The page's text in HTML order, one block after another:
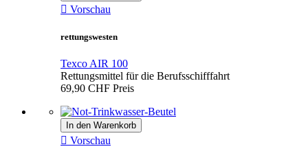
 Vorschau
rettungswesten
Texco AIR 100
Rettungsmittel für die Berufsschifffahrt
69,90 CHF Preis
In den Warenkorb
 Vorschau